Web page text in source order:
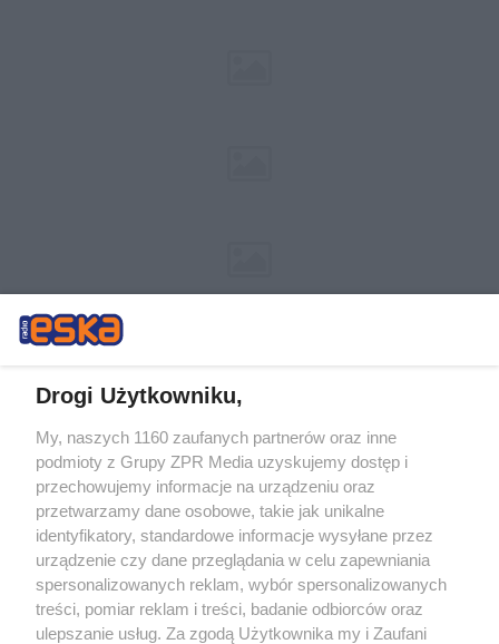
Żaden utwór zamieszczony w serwisie nie może być powielany i
rozpowszechniany lub dalej rozpowszechniany w jakikolwiek sposób (w
tym także elektroniczny lub mechaniczny) na jakimkolwiek polu
eksploatacji w jakiejkolwiek formie, włącznie z umieszczaniem w
Internecie bez pisemnej zgody właściciela praw. Jakiekolwiek użycie lub
wykorzystanie utworów w całości lub w części z naruszeniem prawa,
tzn. bez właściwej zgody, jest zabronione pod groźbą kary i może być
ścigane prawnie.
Drogi Użytkowniku,
My, naszych 1160 zaufanych partnerów oraz inne
podmioty z Grupy ZPR Media uzyskujemy dostęp i
przechowujemy informacje na urządzeniu oraz
przetwarzamy dane osobowe, takie jak unikalne
identyfikatory, standardowe informacje wysyłane przez
urządzenie czy dane przeglądania w celu zapewniania
spersonalizowanych reklam, wybór spersonalizowanych
treści, pomiar reklam i treści, badanie odbiorców oraz
ulepszanie usług. Za zgodą Użytkownika my i Zaufani